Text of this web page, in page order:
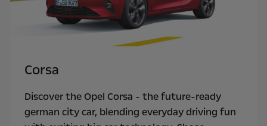
Corsa
Discover the Opel Corsa - the future-ready
german city car, blending everyday driving fun